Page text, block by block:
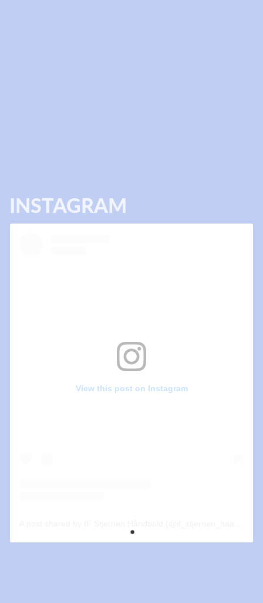
INSTAGRAM
View this post on Instagram